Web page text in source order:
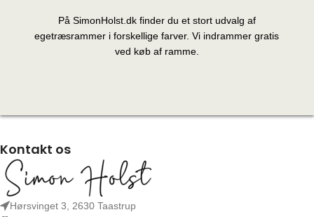
På SimonHolst.dk finder du et stort udvalg af
egetræsrammer i forskellige farver. Vi indrammer gratis
ved køb af ramme.
Kontakt os
Hørsvinget 3, 2630 Taastrup